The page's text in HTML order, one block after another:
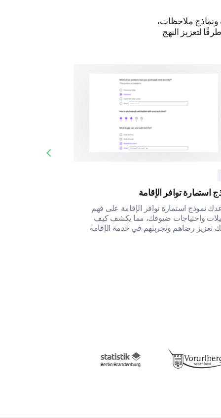
ونماذج ملاحظات،
لتعزيز النهج
استمارة توافر الإقامة
نموذج استمارة توافر الإقامة على فهم
واحتياجات ضيوفك، مما يكشف كيف
تعزيز رضاهم وتجربتهم في خدمة الإقامة
Previous slide